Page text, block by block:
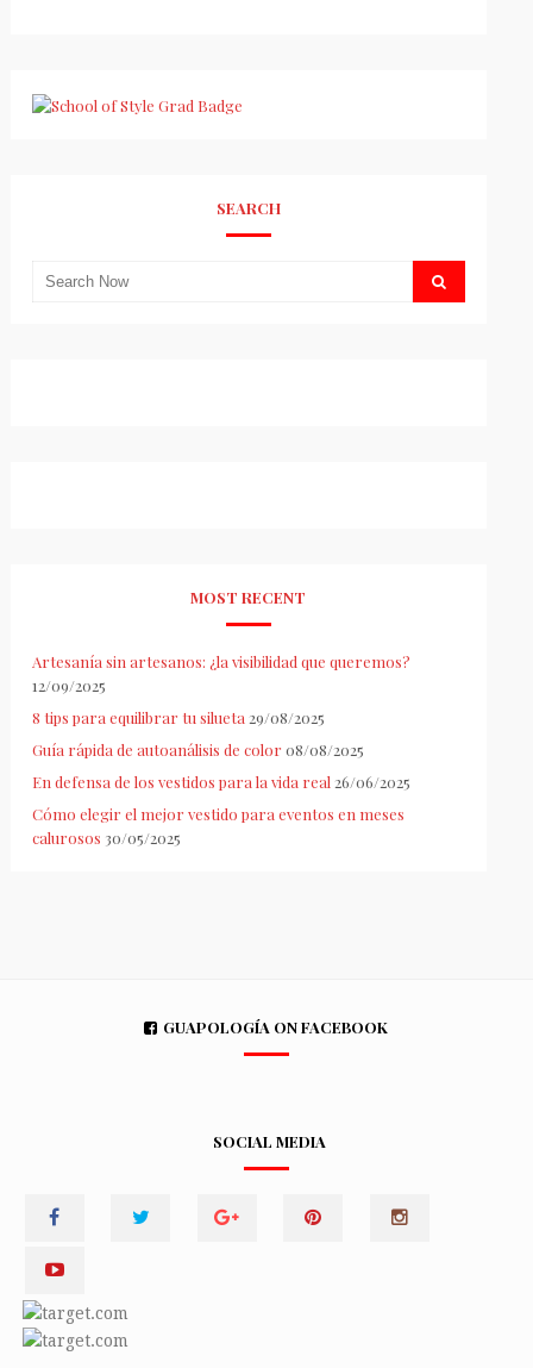
SEARCH
MOST RECENT
Artesanía sin artesanos: ¿la visibilidad que queremos?
12/09/2025
8 tips para equilibrar tu silueta 29/08/2025
Guía rápida de autoanálisis de color 08/08/2025
En defensa de los vestidos para la vida real 26/06/2025
Cómo elegir el mejor vestido para eventos en meses
calurosos 30/05/2025
GUAPOLOGÍA ON FACEBOOK
SOCIAL MEDIA